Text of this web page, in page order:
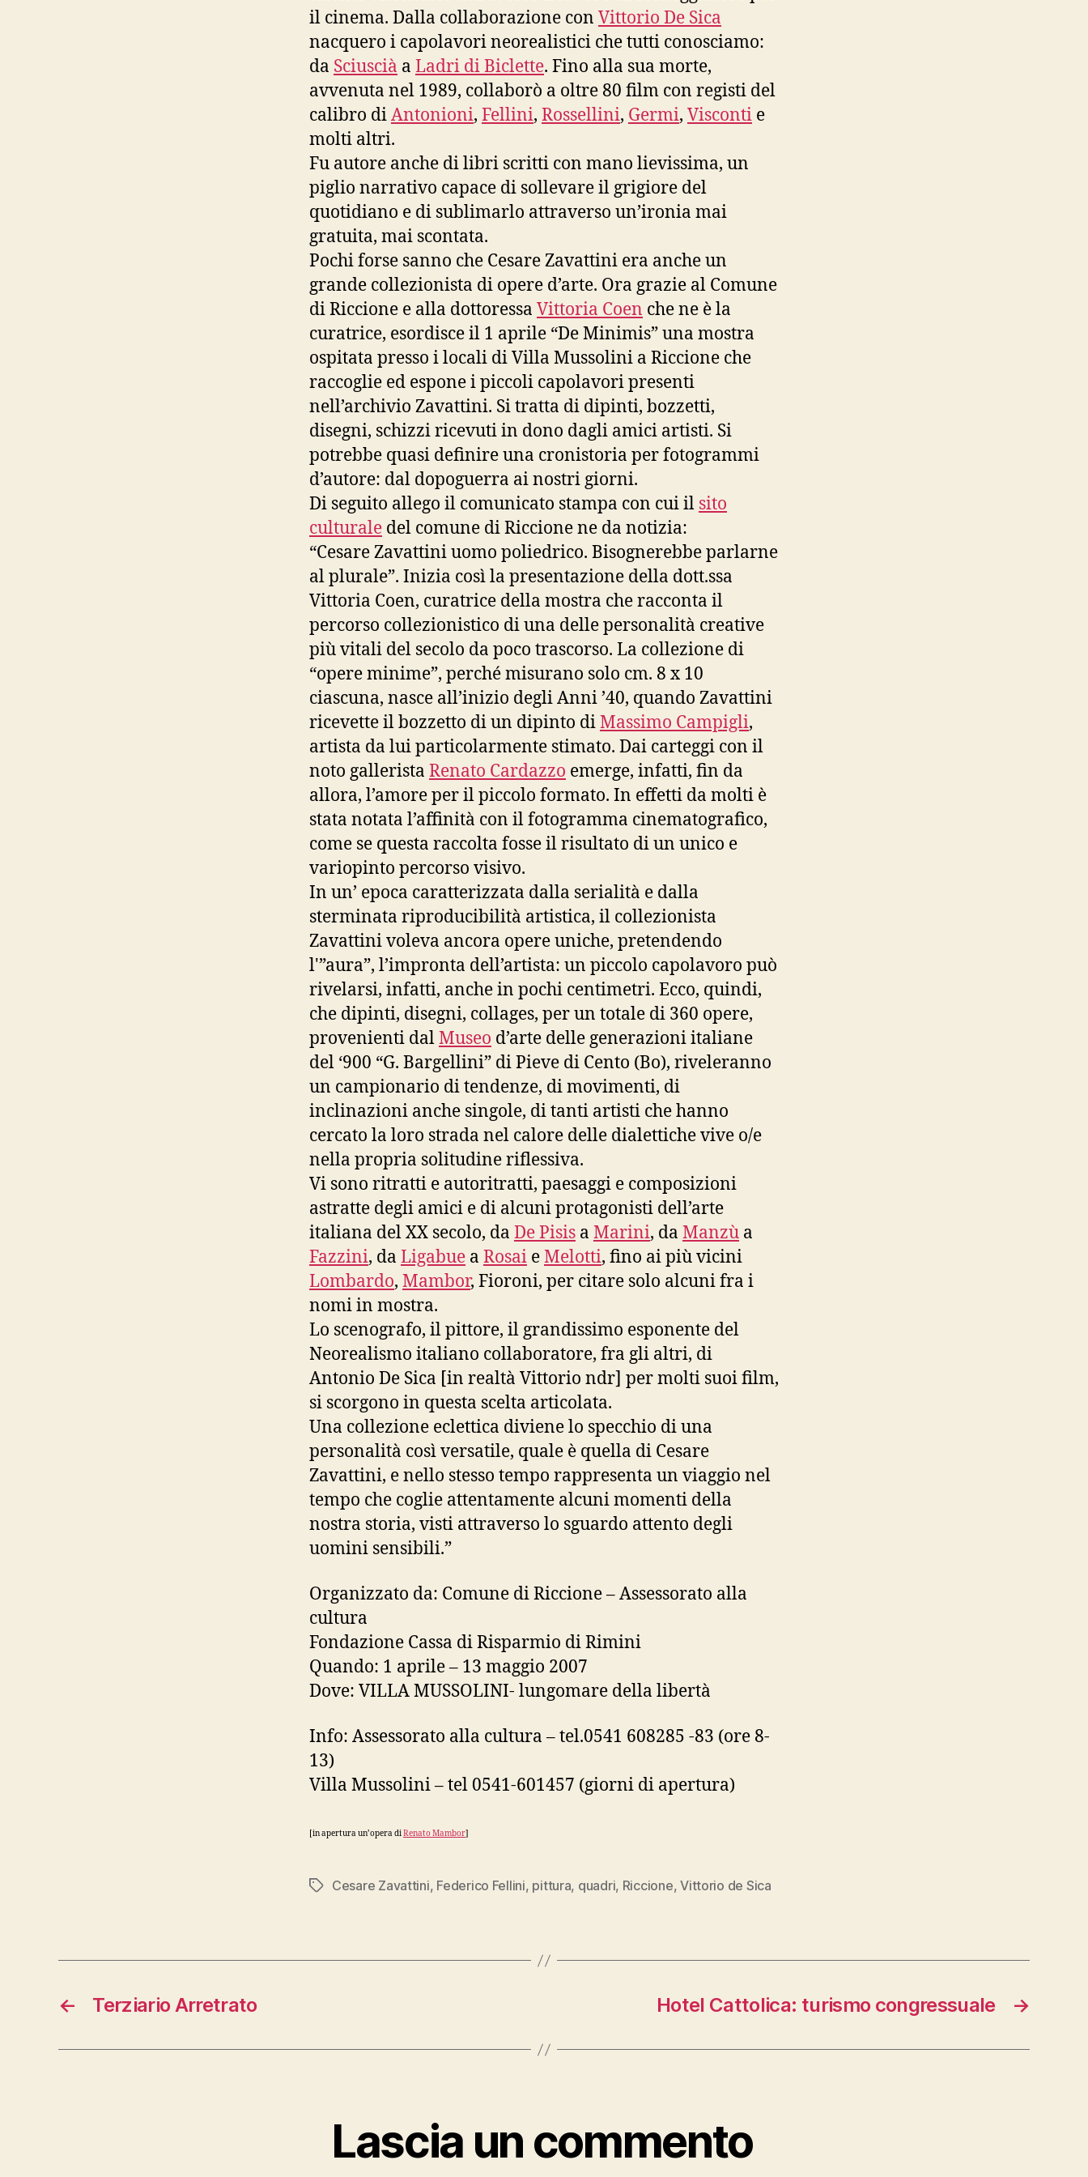
il cinema. Dalla collaborazione con Vittorio De Sica
nacquero i capolavori neorealistici che tutti conosciamo:
da Sciuscià a Ladri di Biclette. Fino alla sua morte,
avvenuta nel 1989, collaborò a oltre 80 film con registi del
calibro diAntonioni, Fellini, Rossellini, Germi, Visconti e
molti altri.
Fu autore anche di libri scritti con mano lievissima, un
piglio narrativo capace di sollevare il grigiore del
quotidiano e di sublimarlo attraverso un’ironia mai
gratuita, mai scontata.
Pochi forse sanno che Cesare Zavattini era anche un
grande collezionista di opere d’arte. Ora grazie al Comune
di Riccione e alla dottoressa Vittoria Coen che ne è la
curatrice, esordisce il 1 aprile “De Minimis” una mostra
ospitata presso i locali di Villa Mussolini a Riccione che
raccoglie ed espone i piccoli capolavori presenti
nell’archivio Zavattini. Si tratta di dipinti, bozzetti,
disegni, schizzi ricevuti in dono dagli amici artisti. Si
potrebbe quasi definire una cronistoria per fotogrammi
d’autore: dal dopoguerra ai nostri giorni.
Di seguito allego il comunicato stampa con cui il sito
culturale del comune di Riccione ne da notizia:
“Cesare Zavattini uomo poliedrico. Bisognerebbe parlarne
al plurale”. Inizia così la presentazione della dott.ssa
Vittoria Coen, curatrice della mostra che racconta il
percorso collezionistico di una delle personalità creative
più vitali del secolo da poco trascorso. La collezione di
“opere minime”, perché misurano solo cm. 8 x 10
ciascuna, nasce all’inizio degli Anni ’40, quando Zavattini
ricevette il bozzetto di un dipinto diMassimo Campigli,
artista da lui particolarmente stimato. Dai carteggi con il
noto gallerista Renato Cardazzo emerge, infatti, fin da
allora, l’amore per il piccolo formato. In effetti da molti è
stata notata l’affinità con il fotogramma cinematografico,
come se questa raccolta fosse il risultato di un unico e
variopinto percorso visivo.
In un’ epoca caratterizzata dalla serialità e dalla
sterminata riproducibilità artistica, il collezionista
Zavattini voleva ancora opere uniche, pretendendo
l'”aura”, l’impronta dell’artista: un piccolo capolavoro può
rivelarsi, infatti, anche in pochi centimetri. Ecco, quindi,
che dipinti, disegni, collages, per un totale di 360 opere,
provenienti dalMuseo d’arte delle generazioni italiane
del ‘900 “G. Bargellini” di Pieve di Cento (Bo), riveleranno
un campionario di tendenze, di movimenti, di
inclinazioni anche singole, di tanti artisti che hanno
cercato la loro strada nel calore delle dialettiche vive o/e
nella propria solitudine riflessiva.
Vi sono ritratti e autoritratti, paesaggi e composizioni
astratte degli amici e di alcuni protagonisti dell’arte
italiana del XX secolo, da De Pisis a Marini, da Manzù a
Fazzini, da Ligabue a Rosai eMelotti, fino ai più vicini
Lombardo, Mambor, Fioroni, per citare solo alcuni fra i
nomi in mostra.
Lo scenografo, il pittore, il grandissimo esponente del
Neorealismo italiano collaboratore, fra gli altri, di
Antonio De Sica [in realtà Vittorio ndr] per molti suoi film,
si scorgono in questa scelta articolata.
Una collezione eclettica diviene lo specchio di una
personalità così versatile, quale è quella di Cesare
Zavattini, e nello stesso tempo rappresenta un viaggio nel
tempo che coglie attentamente alcuni momenti della
nostra storia, visti attraverso lo sguardo attento degli
uomini sensibili.”
Organizzato da: Comune di Riccione – Assessorato alla
cultura
Fondazione Cassa di Risparmio di Rimini
Quando: 1 aprile – 13 maggio 2007
Dove: VILLA MUSSOLINI- lungomare della libertà
Info: Assessorato alla cultura – tel.0541 608285 -83 (ore 8-
13)
Villa Mussolini – tel 0541-601457 (giorni di apertura)
[in apertura un’opera diRenato Mambor
Tag Cesare Zavattini, Federico Fellini, pittura, quadri, Riccione,Vittorio de Sica
← Terziario Arretrato →
Hotel Cattolica: turismo congressuale
Lascia un commento